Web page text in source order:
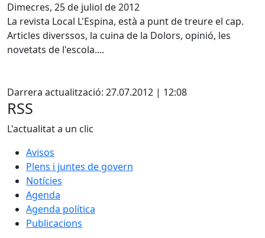
Dimecres, 25 de juliol de 2012
La revista Local L'Espina, està a punt de treure el cap.
Articles diverssos, la cuina de la Dolors, opinió, les
novetats de l'escola....
Darrera actualització: 27.07.2012 | 12:08
RSS
L'actualitat a un clic
Avisos
Plens i juntes de govern
Notícies
Agenda
Agenda política
Publicacions